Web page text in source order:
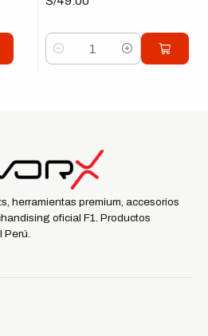
Cantidad
herramientas premium, accesorios
oficial F1. Productos
Perú.